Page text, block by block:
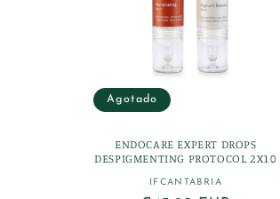
Agotado
ENDOCARE EXPERT DROPS
DESPIGMENTING PROTOCOL 2X10
Proveedor:
IFCANTABRIA